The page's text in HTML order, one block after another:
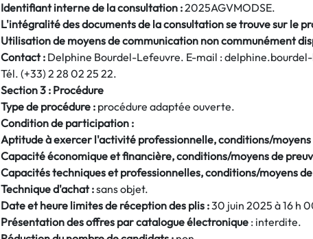
Identifiant interne de la consultation :2025AGVMODSE.
L'intégralité des documents de la consultation se trouve sur le
Utilisation de moyens de communication non communément
Contact : Delphine Bourdel-Lefeuvre. E-mail :
Tél. (+33) 2 28 02 25 22.
Section 3 : Procédure
Type de procédure : procédure adaptée ouverte.
Condition de participation :
Aptitude à exercer l'activité professionnelle, conditions/moyens
Capacité économique et financière, conditions/moyens de
Capacités techniques et professionnelles, conditions/moyens
Technique d'achat :sans objet.
Date et heure limites de réception des plis :30 juin 2025 à 16 h
Présentation des offres par catalogue électronique : interdite.